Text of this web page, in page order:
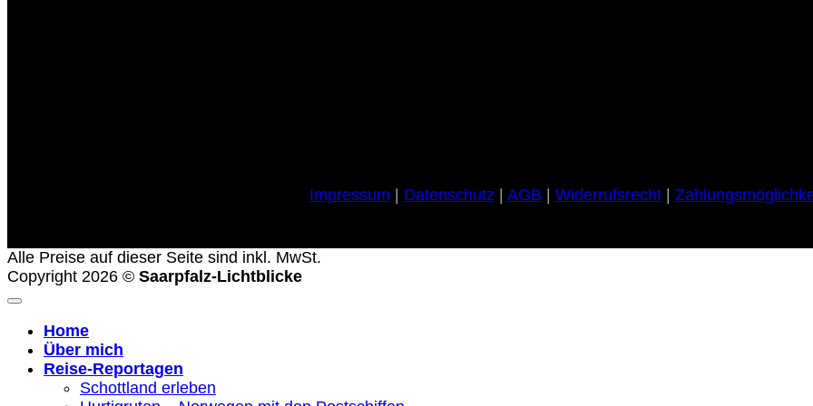
Impressum Datenschutz| AGB Widerrufsrecht|
Alle Preise auf dieser Seite sind inkl. MwSt.
Copyright 2026 © Saarpfalz-Lichtblicke
Home
Über mich
Reise-Reportagen
Schottland erleben